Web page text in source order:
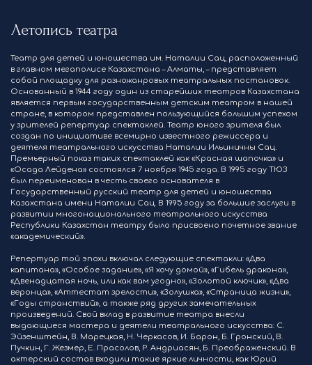
Летопись театра
Театр для детей и юношества им. Наталии Сац, расположенный
в главном мегаполисе Казахстана – Алматы, – представляет
собой площадку для разножанровых театральных постановок.
Основанный в 1944 году один из старейших театров Казахстана
является первым государственным детским театром в нашей
стране, в котором представлен пользующийся большим успехом
у зрителей репертуар спектаклей. Театр юного зрителя был
создан по инициативе всемирно известного режиссера и
деятеля театрального искусства Наталии Ильиничны Сац.
Премьерный показ таких спектаклей как «Красная шапочка» и
«Осада Лейдена» состоялся 7 ноября 1945 года. В 1995 году ТЮЗ
был переименован в честь своего основателя в
Государственный русский театр для детей и юношества
Казахстана имени Наталии Сац. В 1995 году за большие заслуги в
развитии многонационального театрального искусства
Республики Казахстан театру было присвоено почетное звание
«академический».
Репертуар той эпохи включал следующие спектакли: «Два
капитана», «Особое задание», «Я хочу домой», «Гибель дракона»,
«Двенадцатая ночь, или как вам угодно», «Золотой ключик», «Два
веронца», «Аттестат зрелости», «Золушка», «Страница жизни»,
«Годы странствий», а также ряд других замечательных
произведений. Свой вклад в развитие театра внесли
выдающиеся мастера и деятели театрального искусства: С.
Эйзенштейн, В. Марецкая, Н. Черкасов, И. Барон, Б. Гронский, В.
Пучкин, Г. Жезмер, Е. Прасолов, Р. Андриасян, Б. Преображенский. В
актерский состав входили такие яркие личности, как Юрий